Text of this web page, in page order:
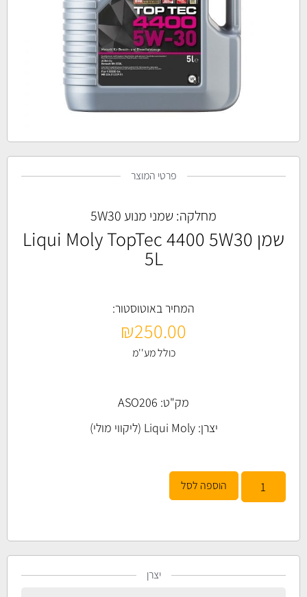
פרטי המוצר
מחלקה: שמני מנוע 5W30
שמן Liqui Moly TopTec 4400 5W30
5L
המחיר באוטוסטור:
₪250.00
כולל מע''מ
מק"ט: ASO206
יצרן:Liqui Moly (ליקווי מולי)
הוספה לסל
יצרן